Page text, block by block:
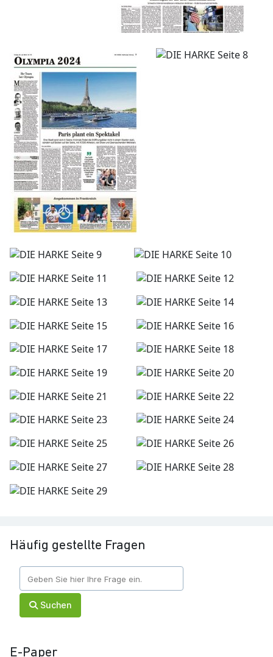
Häufig gestellte Fragen
Suchen
E-Paper